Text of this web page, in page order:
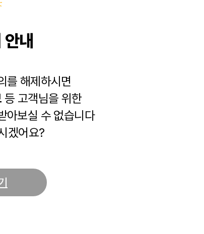
내
를 해제하시면
등 고객님을 위한
아보실 수 없습니다
겠어요?